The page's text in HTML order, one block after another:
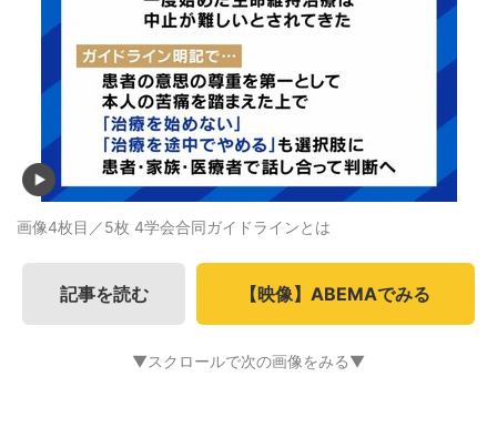
画像4枚目／5枚 4学会合同ガイドラインとは
記事を読む 【映像】ABEMAでみる
▼スクロールで次の画像をみる▼